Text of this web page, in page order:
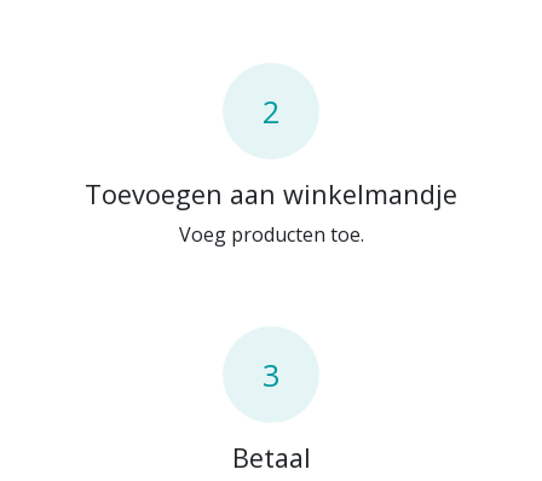
2
Toevoegen aan winkelmandje
Voeg producten toe.
3
Betaal